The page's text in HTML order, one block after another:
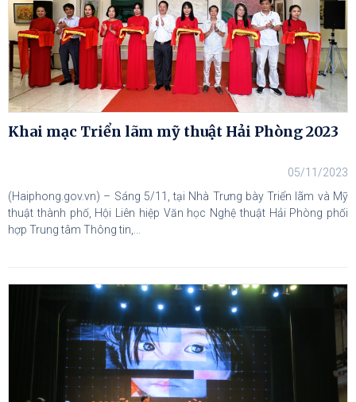
Khai mạc Triển lãm mỹ thuật Hải Phòng 2023
05/11/2023
(Haiphong.gov.vn) – Sáng 5/11, tại Nhà Trưng bày Triển lãm và Mỹ
thuật thành phố, Hội Liên hiệp Văn học Nghệ thuật Hải Phòng phối
hợp Trung tâm Thông tin,...